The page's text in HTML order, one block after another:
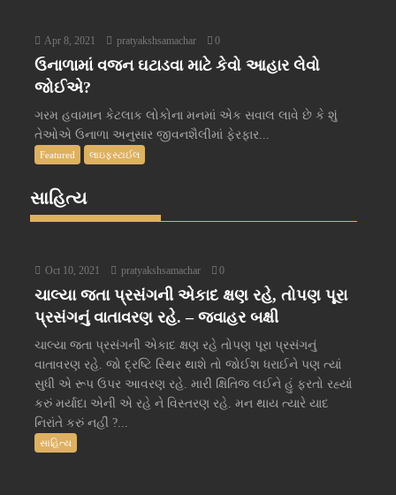
Apr 8, 2021 pratyakshsamachar 0
ઉનાળામાં વજન ઘટાડવા માટે કેવો આહાર લેવો
જોઈએ?
ગરમ હવામાન કેટલાક લોકોના મનમાં એક સવાલ લાવે છે કે શું
તેઓએ ઉનાળા અનુસાર જીવનશૈલીમાં ફેરફાર...
Featured લાઇફસ્ટાઈલ
સાહિત્ય
Oct 10, 2021 pratyakshsamachar 0
ચાલ્યા જતા પ્રસંગની એકાદ ક્ષણ રહે, તોપણ પૂરા
પ્રસંગનું વાતાવરણ રહે. – જવાહર બક્ષી
ચાલ્યા જતા પ્રસંગની એકાદ ક્ષણ રહે તોપણ પૂરા પ્રસંગનું
વાતાવરણ રહે. જો દ્રષ્ટિ સ્થિર થાશે તો જોઈશ ધરાઈને પણ ત્યાં
સુધી એ રૂપ ઉપર આવરણ રહે. મારી ક્ષિતિજ લઈને હું ફરતો રહ્યાં
કરું મર્યાદા એની એ રહે ને વિસ્તરણ રહે. મન થાય ત્યારે યાદ
નિરાંતે કરું નહીં ?...
સાહિત્ય